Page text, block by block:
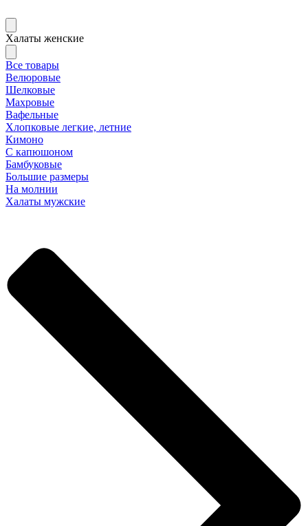
Халаты женские
Все товары
Велюровые
Шелковые
Махровые
Вафельные
Хлопковые легкие, летние
Кимоно
С капюшоном
Бамбуковые
Большие размеры
На молнии
Халаты мужские